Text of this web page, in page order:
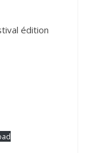
édition